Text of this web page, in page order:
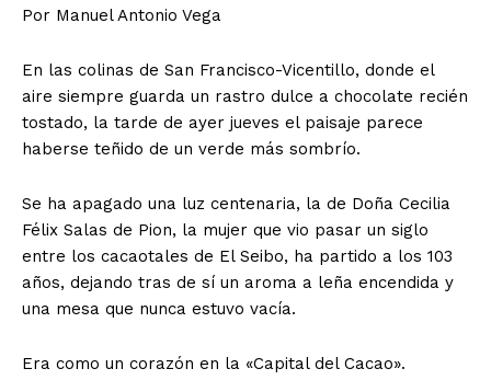
Por Manuel Antonio Vega
En las colinas de San Francisco-Vicentillo, donde el
aire siempre guarda un rastro dulce a chocolate recién
tostado, la tarde de ayer jueves el paisaje parece
haberse teñido de un verde más sombrío.
Se ha apagado una luz centenaria, la de Doña Cecilia
Félix Salas de Pion, la mujer que vio pasar un siglo
entre los cacaotales de El Seibo, ha partido a los 103
años, dejando tras de sí un aroma a leña encendida y
una mesa que nunca estuvo vacía.
Era como un corazón en la «Capital del Cacao».